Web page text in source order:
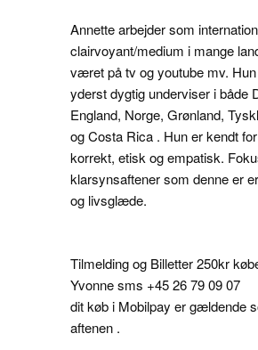
Annette arbejder som
clairvoyant/medium i mange
været på tv og youtube mv.
yderst dygtig underviser i både
England, Norge, Grønland,
og Costa Rica . Hun er kendt
korrekt, etisk og empatisk.
klarsynsaftener som denne er
og livsglæde.
Tilmelding og Billetter 250kr
Yvonne sms +45 26 79 09 07
dit køb i Mobilpay er gældende
aftenen .